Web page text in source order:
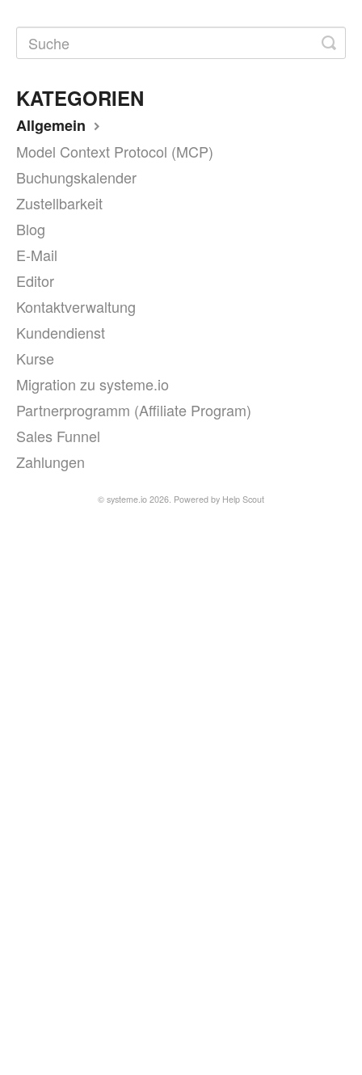
KATEGORIEN
Allgemein
Model Context Protocol (MCP)
Buchungskalender
Zustellbarkeit
Blog
E-Mail
Editor
Kontaktverwaltung
Kundendienst
Kurse
Migration zu systeme.io
Partnerprogramm (Affiliate Program)
Sales Funnel
Zahlungen
© systeme.io 2026. Powered by Help Scout